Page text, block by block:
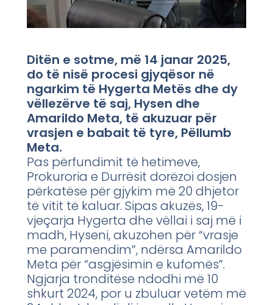
Ditën e sotme, më 14 janar 2025,
do të nisë procesi gjyqësor në
ngarkim të Hygerta Metës dhe dy
vëllezërve të saj, Hysen dhe
Amarildo Meta, të akuzuar për
vrasjen e babait të tyre, Pëllumb
Meta.
Pas përfundimit të hetimeve,
Prokuroria e Durrësit dorëzoi dosjen
përkatëse për gjykim më 20 dhjetor
të vitit të kaluar. Sipas akuzës, 19-
vjeçarja Hygerta dhe vëllai i saj më i
madh, Hyseni, akuzohen për “vrasje
me paramendim”, ndërsa Amarildo
Meta për “asgjësimin e kufomës”.
Ngjarja tronditëse ndodhi më 10
shkurt 2024, por u zbuluar vetëm më